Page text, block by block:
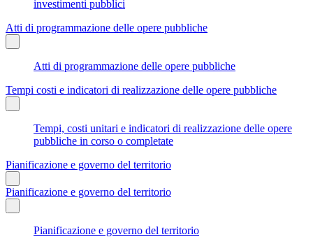
investimenti pubblici
Atti di programmazione delle opere pubbliche
Atti di programmazione delle opere pubbliche
Tempi costi e indicatori di realizzazione delle opere pubbliche
Tempi, costi unitari e indicatori di realizzazione delle opere
pubbliche in corso o completate
Pianificazione e governo del territorio
Pianificazione e governo del territorio
Pianificazione e governo del territorio